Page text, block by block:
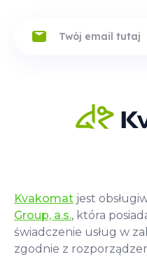
Kvakomat jest
Group, a.s., która
świadczenie usług w
zgodnie z